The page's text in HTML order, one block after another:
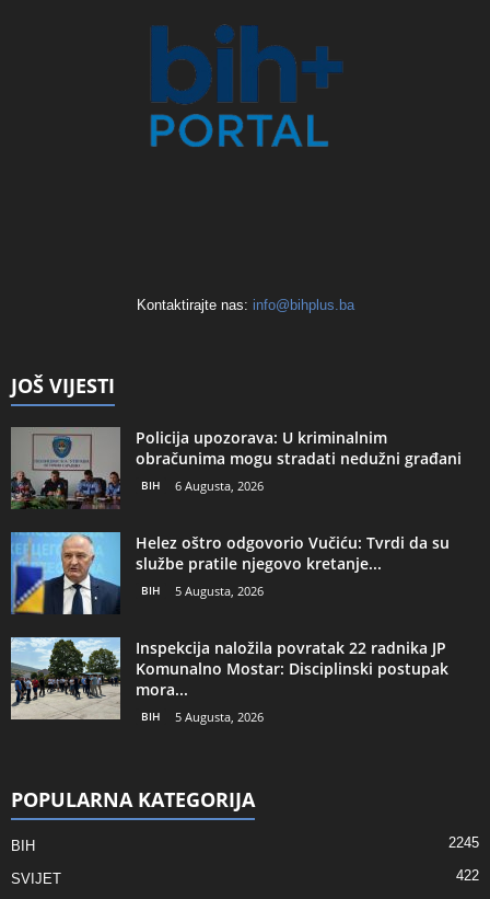
Kontaktirajte nas: info@bihplus.ba
JOŠ VIJESTI
Policija upozorava: U kriminalnim
obračunima mogu stradati nedužni građani
BIH 6 Augusta, 2026
Helez oštro odgovorio Vučiću: Tvrdi da su
službe pratile njegovo kretanje...
BIH 5 Augusta, 2026
Inspekcija naložila povratak 22 radnika JP
Komunalno Mostar: Disciplinski postupak
mora...
BIH 5 Augusta, 2026
POPULARNA KATEGORIJA
BIH 2245
SVIJET 422